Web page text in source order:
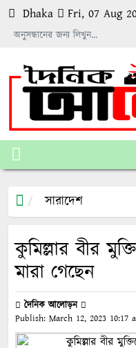
Dhaka Fri, 07 Aug
সারাদেশ
কুমিল্লার বীর
মারা গেছেন
দৈনিক আলোড়ন
Publish: March 12, 2023 10:17